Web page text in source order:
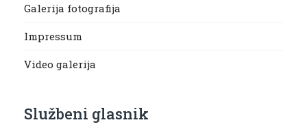
Galerija fotografija
Impressum
Video galerija
Službeni glasnik